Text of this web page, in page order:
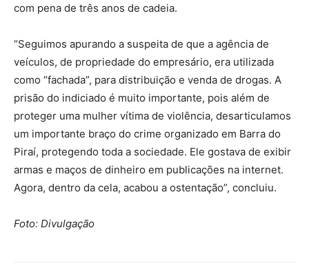
com pena de três anos de cadeia.
“Seguimos apurando a suspeita de que a agência de
veículos, de propriedade do empresário, era utilizada
como “fachada”, para distribuição e venda de drogas. A
prisão do indiciado é muito importante, pois além de
proteger uma mulher vítima de violência, desarticulamos
um importante braço do crime organizado em Barra do
Piraí, protegendo toda a sociedade. Ele gostava de exibir
armas e maços de dinheiro em publicações na internet.
Agora, dentro da cela, acabou a ostentação”, concluiu.
Foto: Divulgação